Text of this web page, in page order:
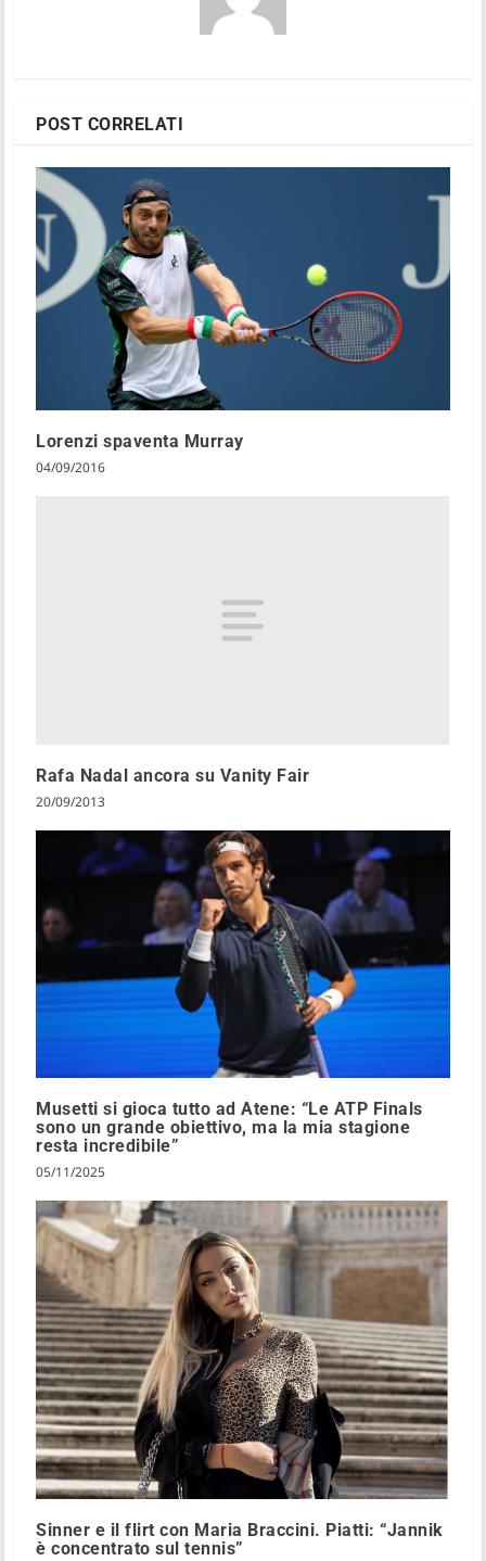
POST CORRELATI
Lorenzi spaventa Murray
04/09/2016
Rafa Nadal ancora su Vanity Fair
20/09/2013
Musetti si gioca tutto ad Atene: “Le ATP Finals
sono un grande obiettivo, ma la mia stagione
resta incredibile”
05/11/2025
Sinner e il flirt con Maria Braccini. Piatti: “Jannik
è concentrato sul tennis”